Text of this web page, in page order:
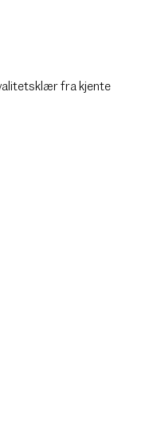
fra kjente